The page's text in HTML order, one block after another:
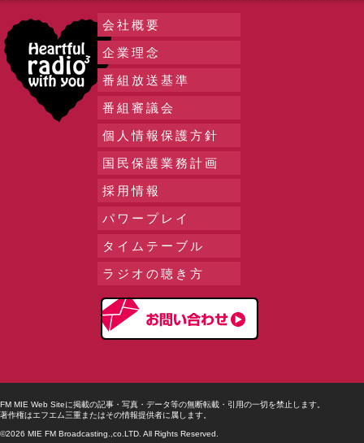
会社概要
企業理念
番組放送基準
番組審議会
個人情報保護方針
国民保護業務計画
採用情報
パワープレイ
タイムテーブル
ラジオの聴き方
FM MIE Web Siteに掲載の記事・写真・データ等の無断転載・引用の一切を禁止します。
著作権はエフエム三重またはその情報提供者に属します。
©2026 MIE FM Broadcasting.,co.LTD. All Rights Reserved.